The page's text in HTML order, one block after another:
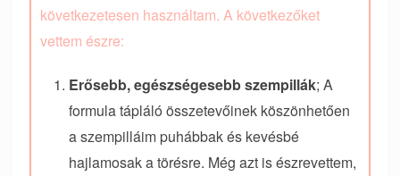
következetesen használtam. A következőket
vettem észre:
Erősebb, egészségesebb szempillák; A
formula tápláló összetevőinek köszönhetően
a szempilláim puhábbak és kevésbé
hajlamosak a törésre. Még azt is észrevettem,